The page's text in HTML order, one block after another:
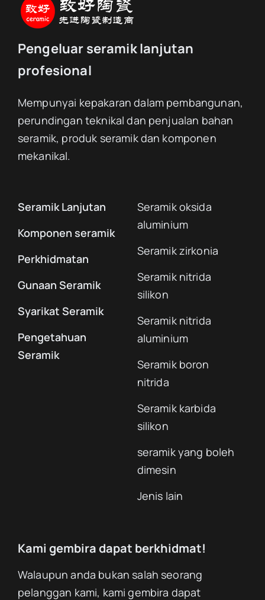
Pengeluar seramik lanjutan
profesional
Mempunyai kepakaran dalam pembangunan,
perundingan teknikal dan penjualan bahan
seramik, produk seramik dan komponen
mekanikal.
Seramik Lanjutan
Komponen seramik
Perkhidmatan
Gunaan Seramik
Syarikat Seramik
Pengetahuan
Seramik
Seramik oksida
aluminium
Seramik zirkonia
Seramik nitrida
silikon
Seramik nitrida
aluminium
Seramik boron
nitrida
Seramik karbida
silikon
seramik yang boleh
dimesin
Jenis lain
Kami gembira dapat berkhidmat!
Walaupun anda bukan salah seorang
pelanggan kami, kami gembira dapat